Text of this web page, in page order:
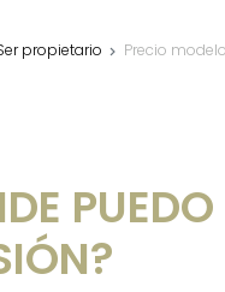
propietario Precio